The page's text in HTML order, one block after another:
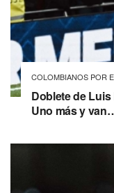
COLOMBIANOS POR
Doblete de
Uno más y